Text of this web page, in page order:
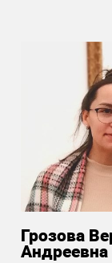
Грозова
Андреевна